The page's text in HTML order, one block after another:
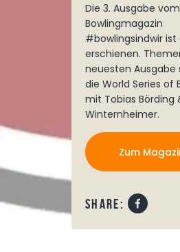
Die 3. Ausgabe vom
Bowlingmagazin
#bowlingsindwir ist
erschienen.
neuesten Ausgabe
die World Series of
mit Tobias Börding
Winternheimer.
Zum
share: